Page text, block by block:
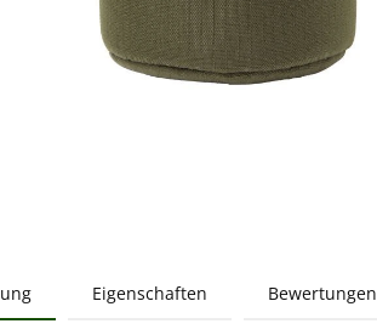
Eigenschaften Bewertungen